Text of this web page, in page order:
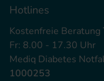
Hotlines
Kostenfreie Beratung
Fr: 8.00 - 17.30 Uhr
Mediq Diabetes
1000253